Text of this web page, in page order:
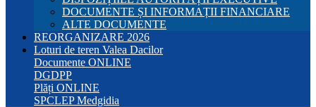
DOCUMENTE ȘI INFORMAȚII FINANCIARE
ALTE DOCUMENTE
REORGANIZARE 2026
Loturi de teren Valea Dacilor
Documente ONLINE
DGDPP
Plăți ONLINE
SPCLEP Medgidia